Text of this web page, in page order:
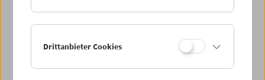
Drittanbieter Cookies